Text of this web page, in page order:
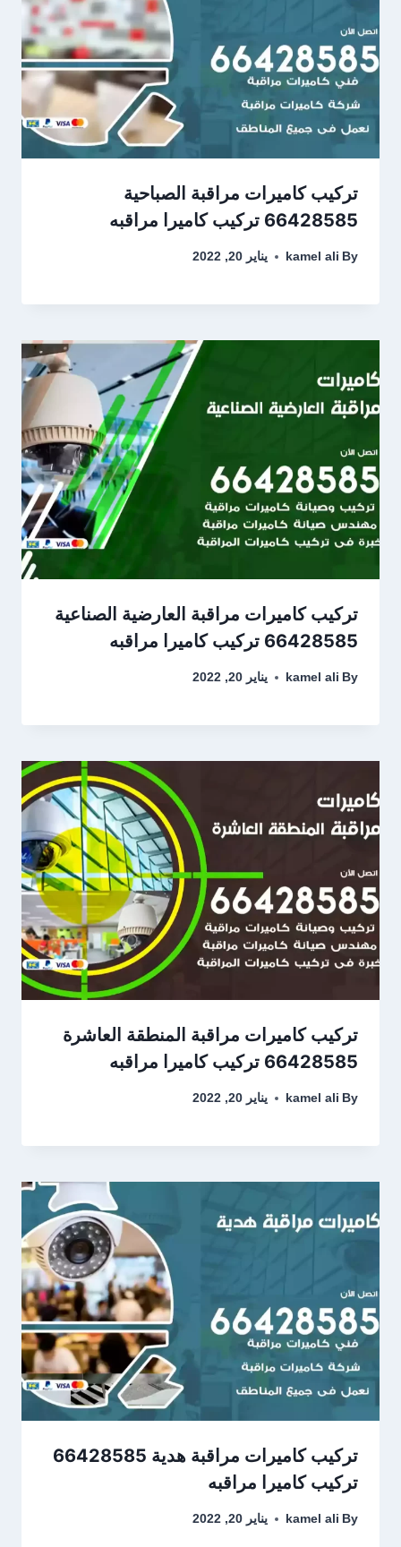
تركيب كاميرات مراقبة الصباحية
66428585 تركيب كاميرا مراقبه
By
kamel ali يناير 20, 2022
تركيب كاميرات مراقبة العارضية الصناعية
66428585 تركيب كاميرا مراقبه
By
kamel ali يناير 20, 2022
تركيب كاميرات مراقبة المنطقة العاشرة
66428585 تركيب كاميرا مراقبه
By
kamel ali يناير 20, 2022
تركيب كاميرات مراقبة هدية 66428585
تركيب كاميرا مراقبه
By
kamel ali يناير 20, 2022